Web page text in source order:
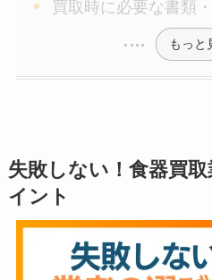
買取時に必要な書類
もっと
失敗しない！食器買
イント